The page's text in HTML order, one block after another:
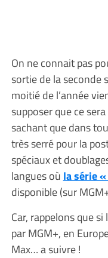
On ne connait pas
sortie de la seconde
moitié de l’année
supposer que ce
sachant que dans
très serré pour la
spéciaux et
langues où la série
disponible (sur
Car, rappelons que
par MGM+, en
Max… a suivre !